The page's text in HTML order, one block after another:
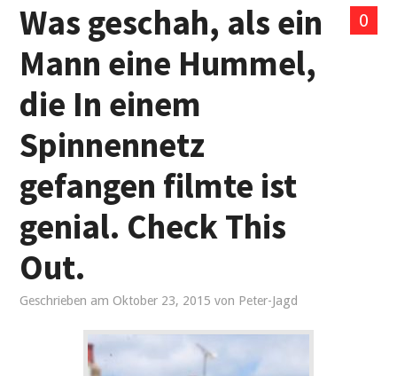
FALSCH
LEBEN
FRAUEN
REISE
BEZIEHUNGEN
GESUNDHEIT
0
Was geschah, als ein
Mann eine Hummel,
die In einem
Spinnennetz
gefangen filmte ist
genial. Check This
Out.
Geschrieben am Oktober 23, 2015 von Peter-Jagd